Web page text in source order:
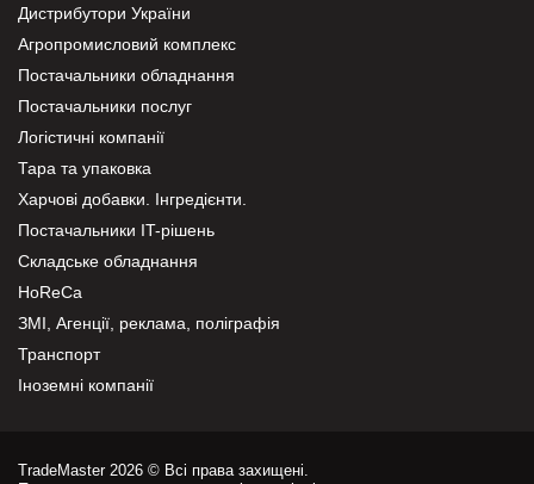
Дистрибутори України
Агропромисловий комплекс
Постачальники обладнання
Постачальники послуг
Логістичні компанії
Тара та упаковка
Харчові добавки. Інгредієнти.
Постачальники IT-рішень
Складське обладнання
HoReCa
ЗМІ, Агенції, реклама, поліграфія
Транспорт
Іноземні компанії
TradeMaster 2026 © Всі права захищені.